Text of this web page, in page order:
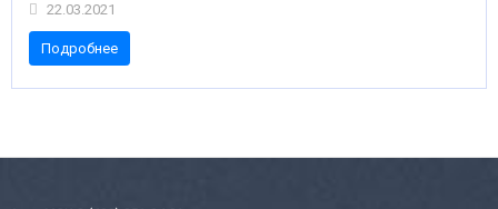
22.03.2021
Подробнее